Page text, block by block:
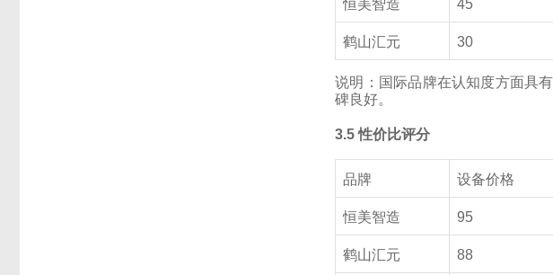
恒美智造 45
鹤山汇元 30
说明：国际品牌在认知度方面具
碑良好。
3.5 性价比评分
品牌 设备价格
恒美智造 95
鹤山汇元 88